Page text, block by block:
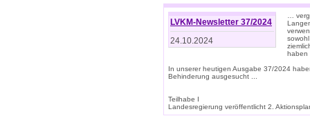
LVKM-Newsletter 37/2024
24.10.2024
…
In unserer heutigen Ausgabe 37/2024
Behinderung ausgesucht ...
Teilhabe I
Landesregierung veröffentlicht 2.